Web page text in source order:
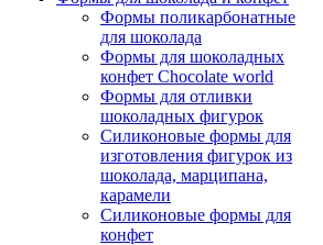
Формы поликарбонатные
для шоколада
Формы для шоколадных
конфет Сhocolate world
Формы для отливки
шоколадных фигурок
Силиконовые формы для
изготовления фигурок из
шоколада, марципана,
карамели
Силиконовые формы для
конфет